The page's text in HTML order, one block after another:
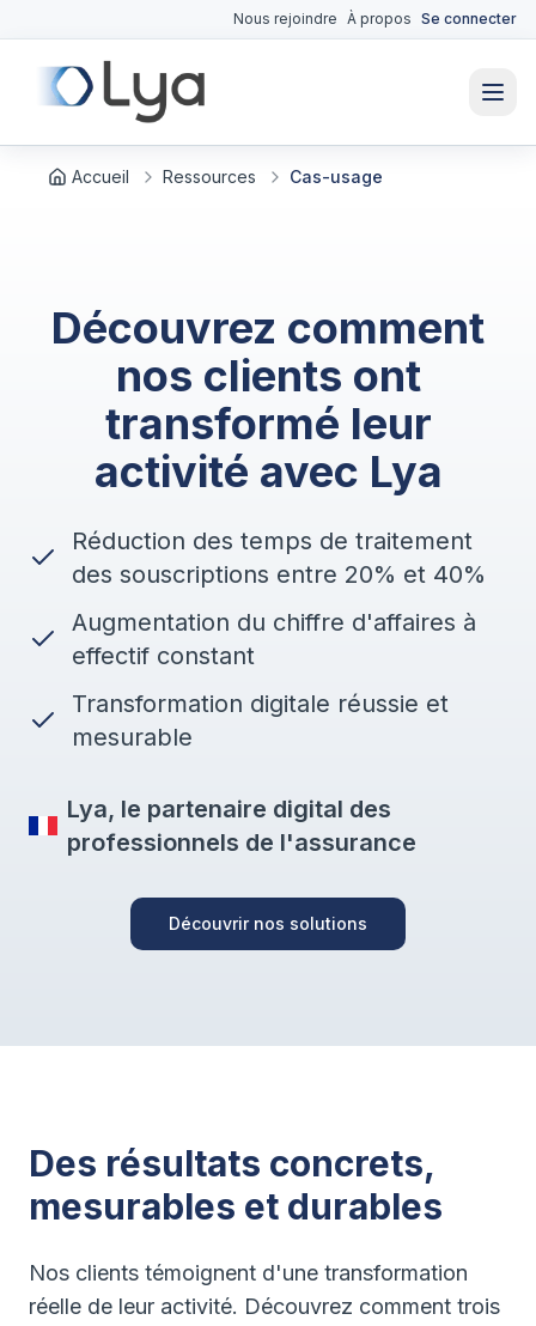
Nous rejoindre À propos Se connecter
Accueil Ressources Cas-usage
Découvrez comment
nos clients ont
transformé leur
activité avec Lya
Réduction des temps de traitement
des souscriptions entre 20% et 40%
Augmentation du chiffre d'affaires à
effectif constant
Transformation digitale réussie et
mesurable
Lya, le partenaire digital des
professionnels de l'assurance
Découvrir nos solutions
Des résultats concrets,
mesurables et durables
Nos clients témoignent d'une transformation
réelle de leur activité. Découvrez comment trois